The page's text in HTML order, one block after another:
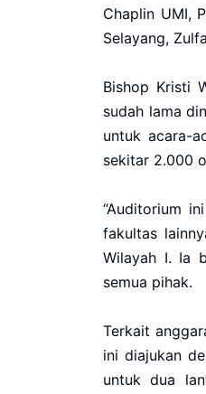
Chaplin UMI,
Selayang,
Bishop Kristi
sudah lama
untuk acara-
sekitar 2.000
“Auditorium
fakultas
Wilayah I. Ia
semua pihak.
Terkait
ini diajukan
untuk dua